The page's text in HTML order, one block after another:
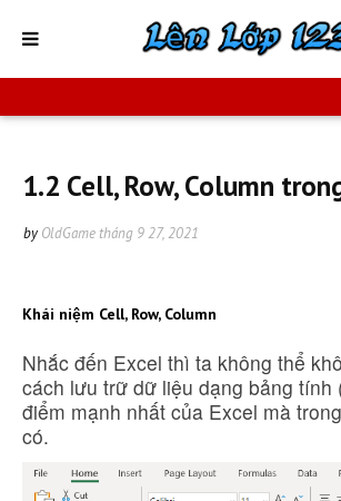
1.2 Cell, Row, Column
by OldGame tháng 9 27, 2021
Khái niệm Cell, Row, Column
Nhắc đến Excel thì ta không thể
cách lưu trữ dữ liệu dạng bảng tính
điểm mạnh nhất của Excel mà
có.